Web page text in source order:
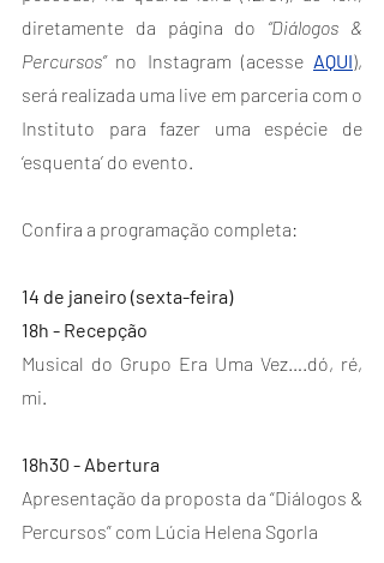
diretamente da página do “Diálogos &
Percursos” no Instagram (acesse AQUI),
será realizada uma live em parceria com o
Instituto para fazer uma espécie de
‘esquenta’ do evento.
Confira a programação completa:
14 de janeiro (sexta-feira)
18h - Recepção
Musical do Grupo Era Uma Vez….dó, ré,
mi.
18h30 - Abertura
Apresentação da proposta da “Diálogos &
Percursos” com Lúcia Helena Sgorla